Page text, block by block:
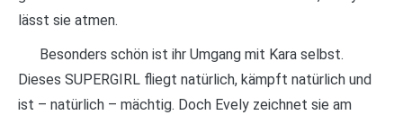
lässt sie atmen.
Besonders schön ist ihr Umgang mit Kara selbst.
Dieses SUPERGIRL fliegt natürlich, kämpft natürlich und
ist – natürlich – mächtig. Doch Evely zeichnet sie am